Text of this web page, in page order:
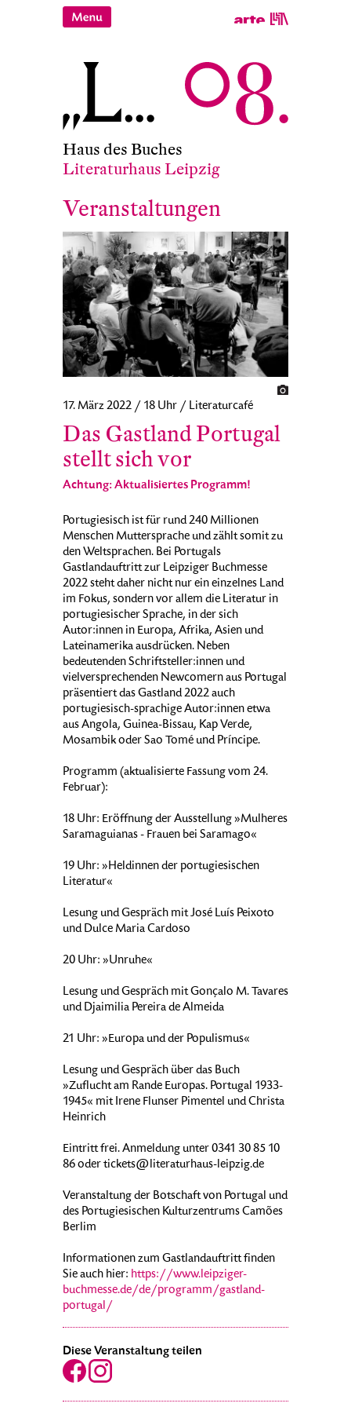
Haus des Buches
Literaturhaus Leipzig
Veranstaltungen
17. März 2022 / 18 Uhr / Literaturcafé
Das Gastland Portugal
stellt sich vor
Achtung: Aktualisiertes Programm!
Portugiesisch ist für rund 240 Millionen
Menschen Muttersprache und zählt somit zu
den Weltsprachen. Bei Portugals
Gastlandauftritt zur Leipziger Buchmesse
2022 steht daher nicht nur ein einzelnes Land
im Fokus, sondern vor allem die Literatur in
portugiesischer Sprache, in der sich
Autor:innen in Europa, Afrika, Asien und
Lateinamerika ausdrücken. Neben
bedeutenden Schriftsteller:innen und
vielversprechenden Newcomern aus Portugal
präsentiert das Gastland 2022 auch
portugiesisch-sprachige Autor:innen etwa
aus Angola, Guinea-Bissau, Kap Verde,
Mosambik oder Sao Tomé und Príncipe.
Programm (aktualisierte Fassung vom 24.
Februar):
18 Uhr: Eröffnung der Ausstellung »Mulheres
Saramaguianas - Frauen bei Saramago«
19 Uhr: »Heldinnen der portugiesischen
Literatur«
Lesung und Gespräch mit José Luís Peixoto
und Dulce Maria Cardoso
20 Uhr: »Unruhe«
Lesung und Gespräch mit Gonçalo M. Tavares
und Djaimilia Pereira de Almeida
21 Uhr: »Europa und der Populismus«
Lesung und Gespräch über das Buch
»Zuflucht am Rande Europas. Portugal 1933-
1945« mit Irene Flunser Pimentel und Christa
Heinrich
Eintritt frei. Anmeldung unter 0341 30 85 10
86 oder tickets@literaturhaus-leipzig.de
Veranstaltung der Botschaft von Portugal und
des Portugiesischen Kulturzentrums Camões
Berlim
Informationen zum Gastlandauftritt finden
Sie auch hier: https://www.leipziger-
buchmesse.de/de/programm/gastland-
portugal/
Diese Veranstaltung teilen